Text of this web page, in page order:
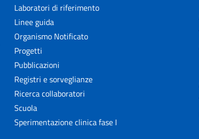
Laboratori di riferimento
Linee guida
Organismo Notificato
Progetti
Pubblicazioni
Registri e sorveglianze
Ricerca collaboratori
Scuola
Sperimentazione clinica fase I